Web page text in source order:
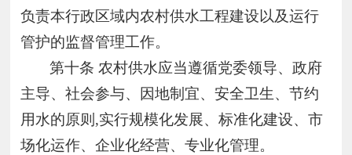
负责本行政区域内农村供水工程建设以及运行
管护的监督管理工作。
第十条 农村供水应当遵循党委领导、政府
主导、社会参与、因地制宜、安全卫生、节约
用水的原则,实行规模化发展、标准化建设、市
场化运作、企业化经营、专业化管理。